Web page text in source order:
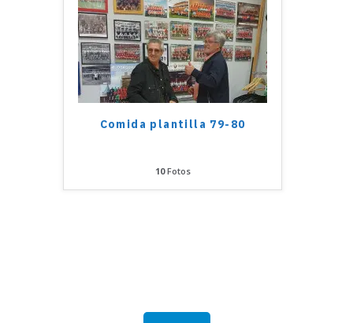
Comida plantilla 79-80
10Fotos